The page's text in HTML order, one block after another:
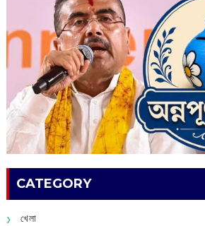
CATEGORY
খেলা